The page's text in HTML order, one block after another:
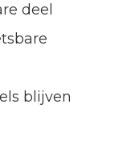
deel
blijven